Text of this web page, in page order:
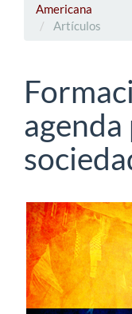
Americana
Artículos
agenda
Barra
lateral
del
artículo